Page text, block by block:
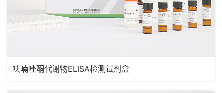
呋喃唑酮代谢物ELISA检测试剂盒